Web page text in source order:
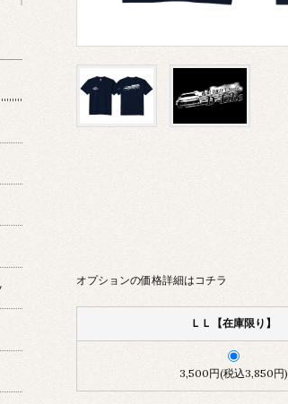
オプションの価格詳細はコチラ
ＬＬ【在庫限り】
3,500円(税込3,850円)